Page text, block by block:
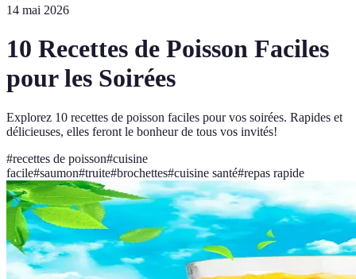
14 mai 2026
10 Recettes de Poisson Faciles
pour les Soirées
Explorez 10 recettes de poisson faciles pour vos soirées. Rapides et
délicieuses, elles feront le bonheur de tous vos invités!
#recettes de poisson#cuisine
facile#saumon#truite#brochettes#cuisine santé#repas rapide